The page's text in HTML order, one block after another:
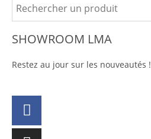
SHOWROOM LMA
Restez au jour sur les nouveautés !